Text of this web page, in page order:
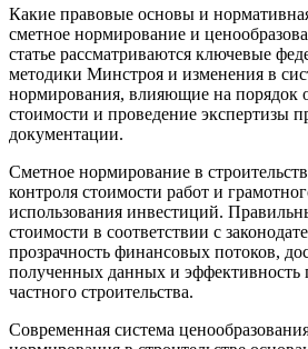
Какие правовые основы и
сметное нормирование и
статье рассматриваются ключевые
методики Минстроя и изменения в
нормирования, влияющие на порядок
стоимости и проведение экспертизы
документации.
Сметное нормирование в
контроля стоимости работ и
использования инвестиций.
стоимости в соответствии с
прозрачность финансовых потоков,
полученных данных и эффективность
частного строительства.
Современная система